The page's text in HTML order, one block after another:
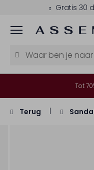
Gratis 30
Menu
Tot
Terug